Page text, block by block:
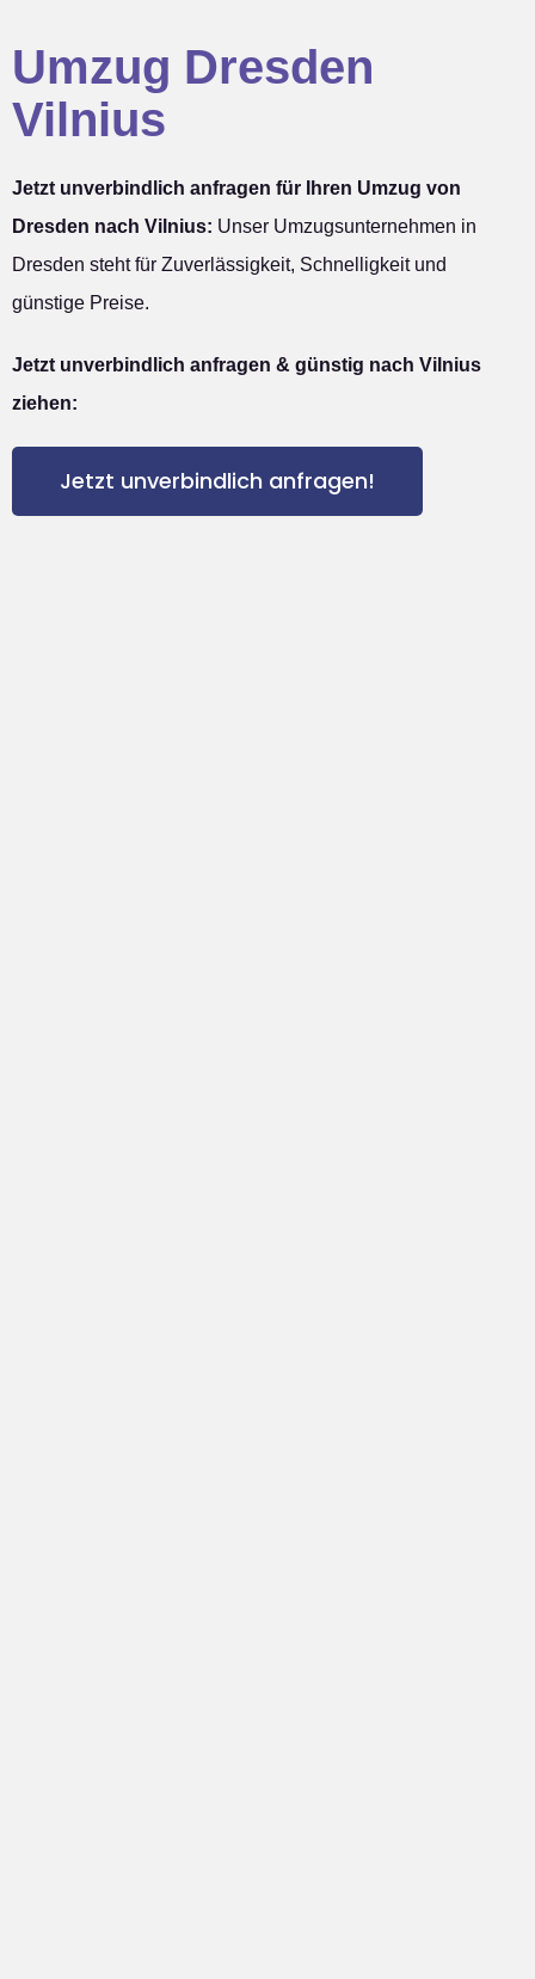
Umzug Dresden
Vilnius
Jetzt unverbindlich anfragen für Ihren Umzug von
Dresden nach Vilnius: Unser Umzugsunternehmen in
Dresden steht für Zuverlässigkeit, Schnelligkeit und
günstige Preise.
Jetzt unverbindlich anfragen & günstig nach Vilnius
ziehen:
Jetzt unverbindlich anfragen!